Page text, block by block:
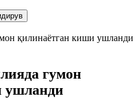
гумон
ушланди